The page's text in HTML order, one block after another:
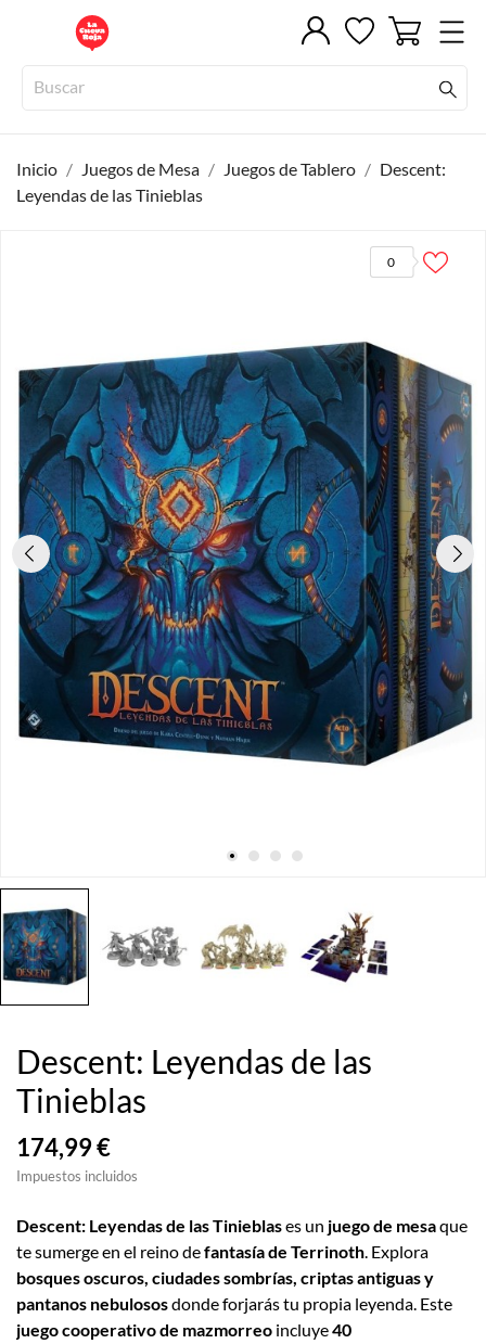
Inicio Juegos de Mesa Juegos de Tablero
Descent:
Leyendas de las Tinieblas
0
Descent: Leyendas de las
Tinieblas
174,99 €
Impuestos incluidos
Descent: Leyendas de las Tinieblases un juego de mesaque
te sumerge en el reino defantasía de Terrinoth. Explora
bosques oscuros, ciudades sombrías, criptas antiguas y
pantanos nebulososdonde forjarás tu propia leyenda. Este
juego cooperativo de mazmorreo incluye40